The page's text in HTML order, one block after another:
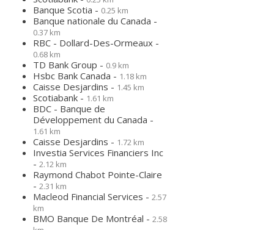
Banque Scotia - 0.25 km
Banque nationale du Canada -
0.37 km
RBC - Dollard-Des-Ormeaux -
0.68 km
TD Bank Group - 0.9 km
Hsbc Bank Canada - 1.18 km
Caisse Desjardins - 1.45 km
Scotiabank - 1.61 km
BDC - Banque de
Développement du Canada -
1.61 km
Caisse Desjardins - 1.72 km
Investia Services Financiers Inc
- 2.12 km
Raymond Chabot Pointe-Claire
- 2.31 km
Macleod Financial Services - 2.57
km
BMO Banque De Montréal - 2.58